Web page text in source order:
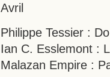
Avril
Philippe Tessier :
Ian C. Esslemont :
Malazan Empire :